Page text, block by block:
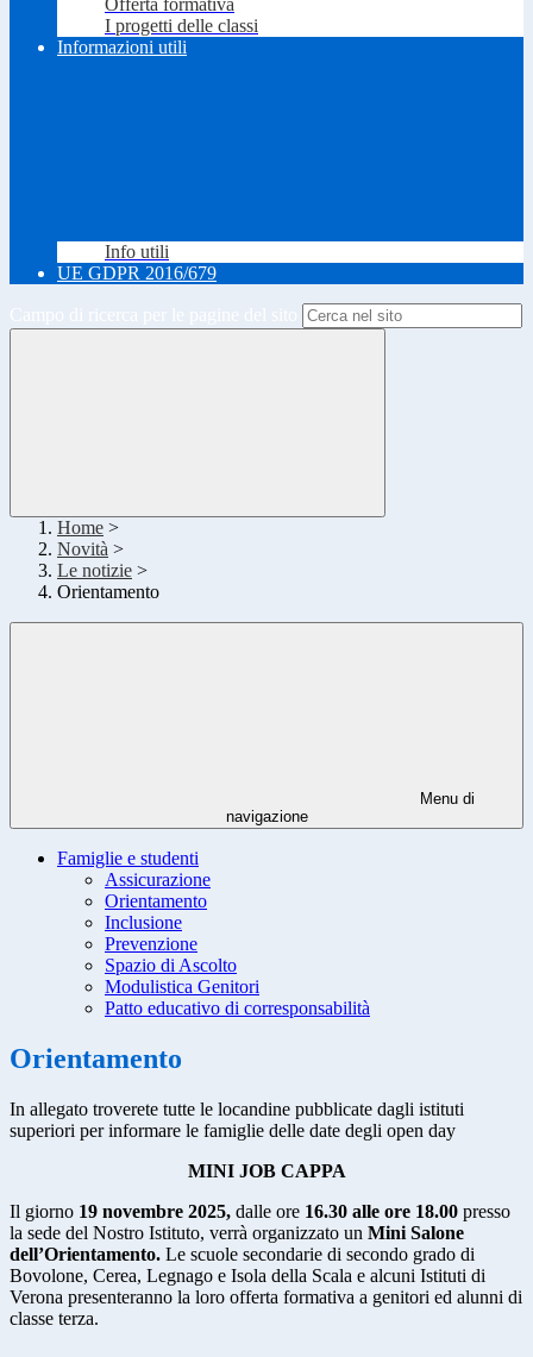
Offerta formativa
I progetti delle classi
Informazioni utili
Info utili
UE GDPR 2016/679
Home >
Novità >
Le notizie >
Orientamento
Menu di
navigazione
Famiglie e studenti
Assicurazione
Orientamento
Inclusione
Prevenzione
Spazio di Ascolto
Modulistica Genitori
Patto educativo di corresponsabilità
Orientamento
In allegato troverete tutte le locandine pubblicate dagli istituti
superiori per informare le famiglie delle date degli open day
MINI JOB CAPPA
Il giorno 19 novembre 2025, dalle ore 16.30 alle ore 18.00 presso
la sede del Nostro Istituto, verrà organizzato un Mini Salone
dell’Orientamento. Le scuole secondarie di secondo grado di
Bovolone, Cerea, Legnago e Isola della Scala e alcuni Istituti di
Verona presenteranno la loro offerta formativa a genitori ed alunni di
classe terza.